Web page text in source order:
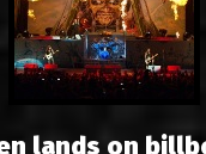
lands on